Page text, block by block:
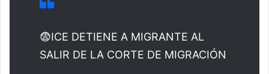
😨ICE DETIENE A MIGRANTE AL
SALIR DE LA CORTE DE MIGRACIÓN